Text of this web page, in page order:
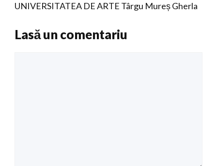
UNIVERSITATEA DE ARTE Târgu Mureș Gherla
Lasă un comentariu